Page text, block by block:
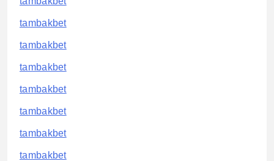
tambakbet
tambakbet
tambakbet
tambakbet
tambakbet
tambakbet
tambakbet